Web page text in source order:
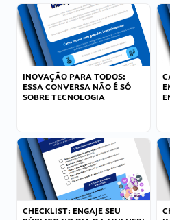
INOVAÇÃO PARA TODOS:
ESSA CONVERSA NÃO É SÓ
SOBRE TECNOLOGIA
CHECKLIST: ENGAJE SEU